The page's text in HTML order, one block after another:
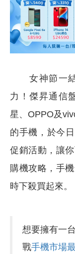
女神節一結
力！傑昇通信
星、OPPO及
的手機，於今
促銷活動，讓
購機攻略，手
時下殺買起來。
想要擁有一
戰手機市場